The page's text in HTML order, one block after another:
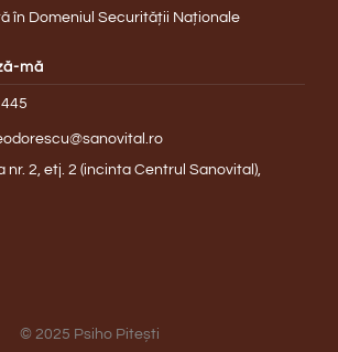
în Domeniul Securității Naționale
mă
nr. 2, etj. 2 (incinta Centrul Sanovital),
© 2025 Psiho Pitești